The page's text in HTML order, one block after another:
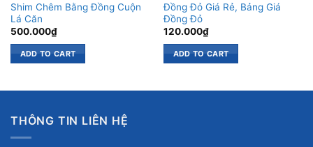
Shim Chêm Bằng Đồng Cuộn
Lá Căn
500.000₫
ADD TO CART
Đồng Đỏ Giá Rẻ, Bảng Giá
Đồng Đỏ
120.000₫
ADD TO CART
THÔNG TIN LIÊN HỆ